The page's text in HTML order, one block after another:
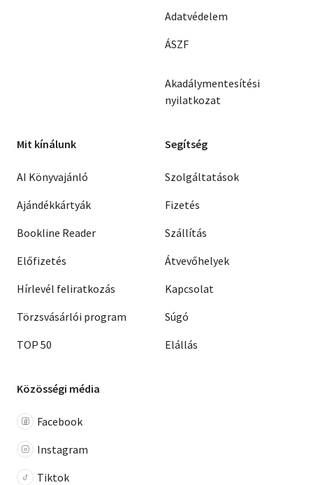
Adatvédelem
ÁSZF
Akadálymentesítési
nyilatkozat
Mit kínálunk
AI Könyvajánló
Ajándékkártyák
Bookline Reader
Előfizetés
Hírlevél feliratkozás
Törzsvásárlói program
TOP 50
Segítség
Szolgáltatások
Fizetés
Szállítás
Átvevőhelyek
Kapcsolat
Súgó
Elállás
Közösségi média
Facebook
Instagram
Tiktok